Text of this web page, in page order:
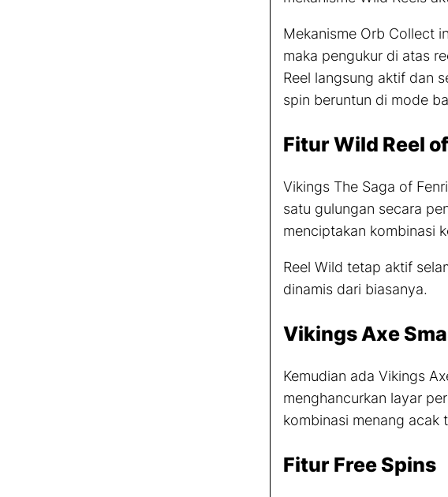
Mekanisme Orb Collect
maka pengukur di atas
Reel langsung aktif dan
spin beruntun di mode
FiturWild Reel
Vikings The Saga of
satu gulungan secara
menciptakan kombinasi
Reel Wild tetap aktif
dinamis dari biasanya.
Vikings Axe
Kemudian ada Vikings
menghancurkan layar
kombinasi menang acak
FiturFree Spins